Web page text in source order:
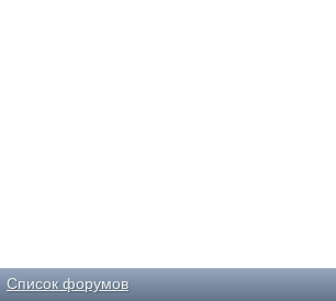
Список форумов